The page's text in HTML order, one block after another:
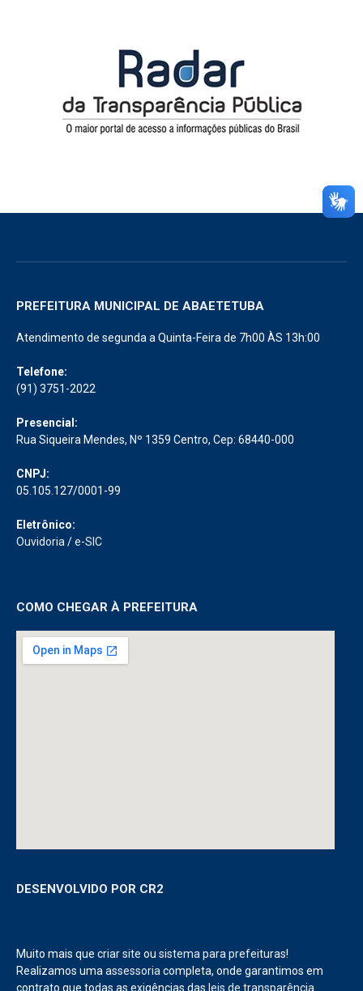
PREFEITURA MUNICIPAL DE ABAETETUBA
Atendimento de segunda a Quinta-Feira de 7h00 ÀS 13h:00
Telefone:
(91) 3751-2022
Presencial:
Rua Siqueira Mendes, Nº 1359 Centro, Cep: 68440-000
CNPJ:
05.105.127/0001-99
Eletrônico:
Ouvidoria /e-SIC
COMO CHEGAR À PREFEITURA
DESENVOLVIDO POR CR2
Muito mais que criar site ou sistema para prefeituras!
Realizamos uma assessoria completa, onde garantimos em
contrato que todas as exigências das leis de transparência